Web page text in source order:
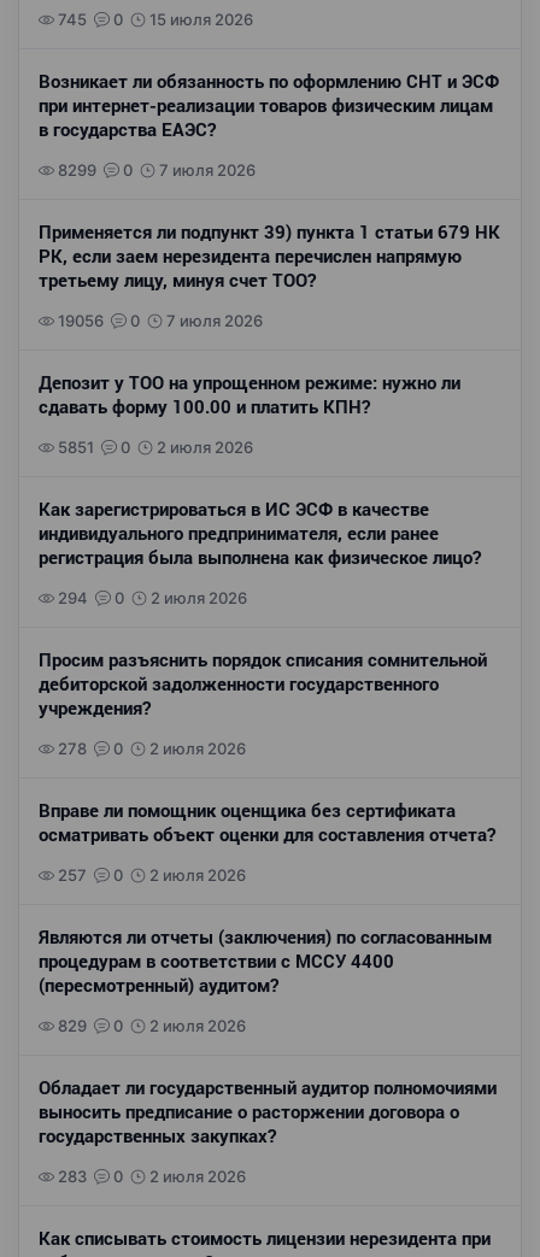
745 0 15 июля 2026
Возникает ли обязанность по оформлению СНТ и ЭСФ
при интернет-реализации товаров физическим лицам
в государства ЕАЭС?
8299 0 7 июля 2026
Применяется ли подпункт 39) пункта 1 статьи 679 НК
РК, если заем нерезидента перечислен напрямую
третьему лицу, минуя счет ТОО?
19056 0 7 июля 2026
Депозит у ТОО на упрощенном режиме: нужно ли
сдавать форму 100.00 и платить КПН?
5851 0 2 июля 2026
Как зарегистрироваться в ИС ЭСФ в качестве
индивидуального предпринимателя, если ранее
регистрация была выполнена как физическое лицо?
294 0 2 июля 2026
Просим разъяснить порядок списания сомнительной
дебиторской задолженности государственного
учреждения?
278 0 2 июля 2026
Вправе ли помощник оценщика без сертификата
осматривать объект оценки для составления отчета?
257 0 2 июля 2026
Являются ли отчеты (заключения) по согласованным
процедурам в соответствии с МССУ 4400
(пересмотренный) аудитом?
829 0 2 июля 2026
Обладает ли государственный аудитор полномочиями
выносить предписание о расторжении договора о
государственных закупках?
283 0 2 июля 2026
Как списывать стоимость лицензии нерезидента при